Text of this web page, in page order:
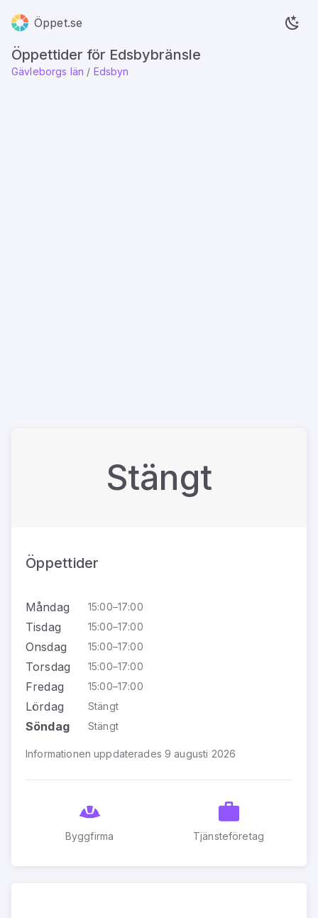
Öppet.se
Öppettider för Edsbybränsle
Gävleborgs län / Edsbyn
Stängt
Öppettider
Måndag 15:00–17:00
Tisdag 15:00–17:00
Onsdag 15:00–17:00
Torsdag 15:00–17:00
Fredag 15:00–17:00
Lördag Stängt
Söndag Stängt
Informationen uppdaterades 9 augusti 2026
Byggfirma Tjänsteföretag